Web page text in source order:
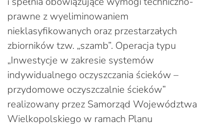
prawne z wyeliminowaniem
nieklasyfikowanych oraz przestarzałych
zbiorników tzw. „szamb”. Operacja typu
„Inwestycje w zakresie systemów
indywidualnego oczyszczania ścieków –
przydomowe oczyszczalnie ścieków”
realizowany przez Samorząd Województwa
Wielkopolskiego w ramach Planu